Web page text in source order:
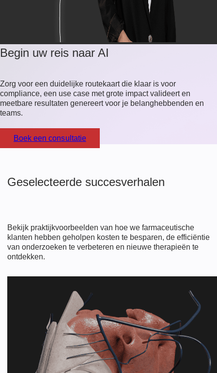
Begin uw reis naar AI
Zorg voor een duidelijke routekaart die klaar is voor
compliance, een use case met grote impact valideert en
meetbare resultaten genereert voor je belanghebbenden en
teams.
Boek een consultatie
Geselecteerde succesverhalen
Bekijk praktijkvoorbeelden van hoe we farmaceutische
klanten hebben geholpen kosten te besparen, de efficiëntie
van onderzoeken te verbeteren en nieuwe therapieën te
ontdekken.